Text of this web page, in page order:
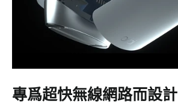
專爲超快無線網路而設計